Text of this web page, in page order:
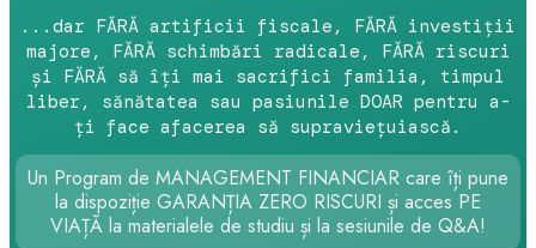
...dar FĂRĂ artificii fiscale, FĂRĂ investiții
majore, FĂRĂ schimbări radicale, FĂRĂ riscuri
și FĂRĂ să îți mai sacrifici familia, timpul
liber, sănătatea sau pasiunile DOAR pentru a-
ți face afacerea să supraviețuiască.
Un Program de MANAGEMENT FINANCIAR care îți pune
la dispoziție GARANȚIA ZERO RISCURI și acces PE
VIAȚĂ la materialele de studiu și la sesiunile de Q&A!